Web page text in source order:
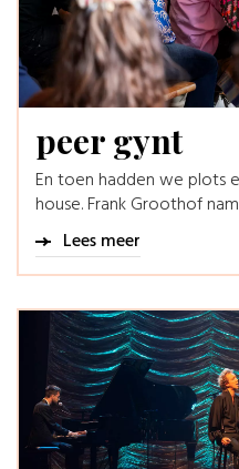
peer gynt
En toen hadden we plots
house. Frank Groothof
Lees meer